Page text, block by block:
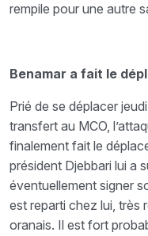
rempile pour une autre
Benamar a fait le
Prié de se déplacer
transfert au MCO,
finalement fait le
président Djebbari lui a
éventuellement signer
est reparti chez lui, très
oranais. Il est fort